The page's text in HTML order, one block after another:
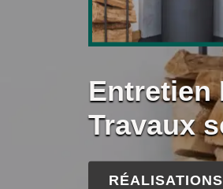
Entretien
Travaux
RÉALISATIONS